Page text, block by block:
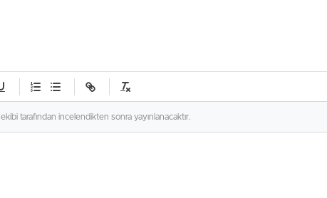
ekibi tarafından incelendikten sonra yayınlanacaktır.